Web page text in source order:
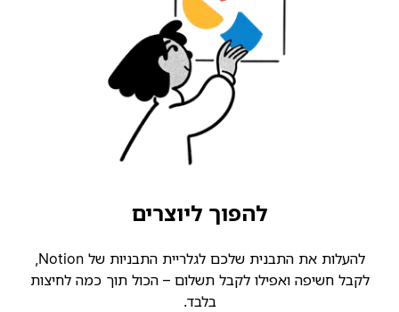
להפוך ליוצרים
להעלות את התבנית שלכם לגלריית התבניות של Notion,
לקבל חשיפה ואפילו לקבל תשלום – הכול תוך כמה לחיצות
בלבד.